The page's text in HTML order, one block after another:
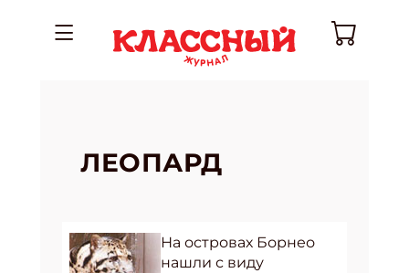
ЛЕОПАРД
На островах Борнео
нашли с виду